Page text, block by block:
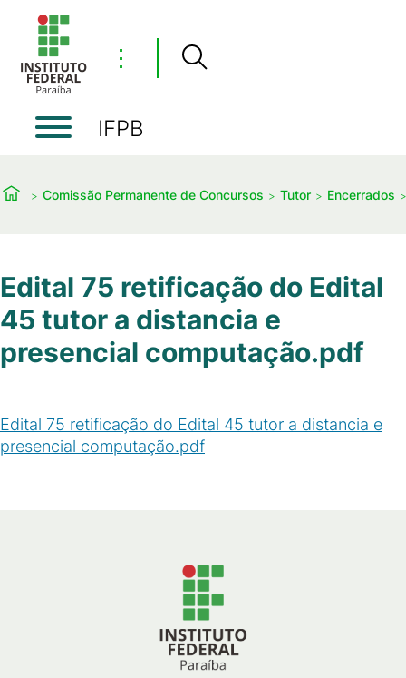
⋮
IFPB
Comissão Permanente de Concursos Tutor Encerrados
Edital 75 retificação do Edital
45 tutor a distancia e
presencial computação.pdf
Edital 75 retificação do Edital 45 tutor a distancia e
presencial computação.pdf